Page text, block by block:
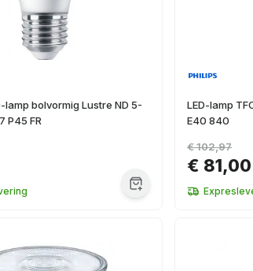
lamp bolvormig Lustre ND 5-
P45 FR
LED-lamp
E40 840
€ 81,00
€ 102,97